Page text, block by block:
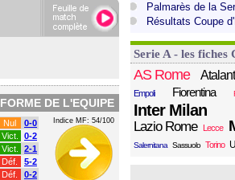
FORME DE L'EQUIPE
Nul
0-0
Vict.
0-2
Vict.
2-1
Déf.
5-2
Déf. 0-2
Indice MF: 54/100
Palmarès de la
Résultats Coupe
Serie A - les fiches
AS Rome
Empoli
Fiorentina
Inter Milan
Lazio Rome Lecce
Salernitana Sassuolo Torino